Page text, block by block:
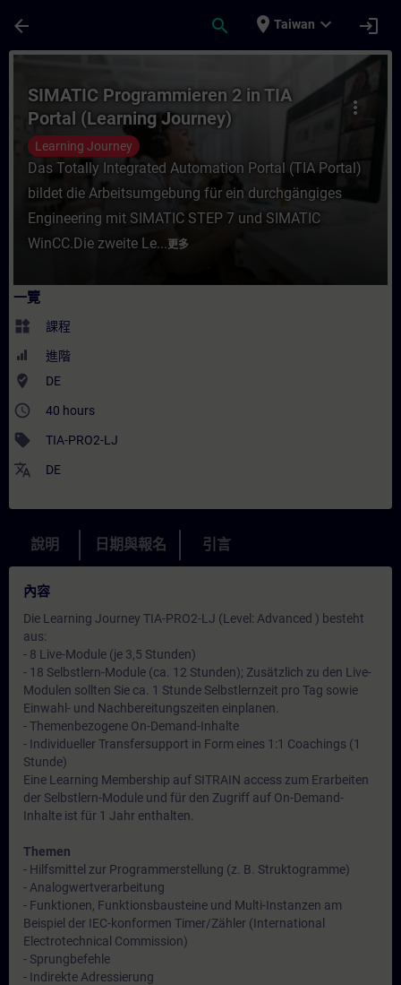
arrow_back search place Taiwan expand_more login
課程 - SIMATIC Programmieren 2 in TIA
more_vert
SIMATIC Programmieren 2 in TIA
Portal (Learning Journey)
Learning Journey
Das Totally Integrated Automation Portal (TIA Portal)
bildet die Arbeitsumgebung für ein durchgängiges
Engineering mit SIMATIC STEP 7 und SIMATIC
WinCC.Die zweite Le...更多
一覽
widgets 課程
進階
where_to_vote DE
access_time 40 hours
sell TIA-PRO2-LJ
translate DE
說明 日期與報名 引言
內容
Die Learning Journey TIA-PRO2-LJ (Level: Advanced ) besteht
aus:
- 8 Live-Module (je 3,5 Stunden)
- 18 Selbstlern-Module (ca. 12 Stunden); Zusätzlich zu den Live-
Modulen sollten Sie ca. 1 Stunde Selbstlernzeit pro Tag sowie
Einwahl- und Nachbereitungszeiten einplanen.
- Themenbezogene On-Demand-Inhalte
- Individueller Transfersupport in Form eines 1:1 Coachings (1
Stunde)
Eine Learning Membership auf SITRAIN access zum Erarbeiten
der Selbstlern-Module und für den Zugriff auf On-Demand-
Inhalte ist für 1 Jahr enthalten.
Themen
- Hilfsmittel zur Programmerstellung (z. B. Struktogramme)
- Analogwertverarbeitung
- Funktionen, Funktionsbausteine und Multi-Instanzen am
Beispiel der IEC-konformen Timer/Zähler (International
Electrotechnical Commission)
- Sprungbefehle
- Indirekte Adressierung